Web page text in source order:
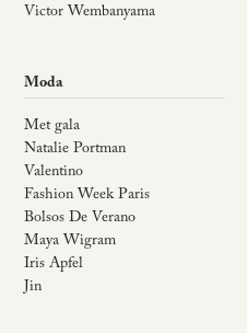
Victor Wembanyama
Moda
Met gala
Natalie Portman
Valentino
Fashion Week Paris
Bolsos De Verano
Maya Wigram
Iris Apfel
Jin